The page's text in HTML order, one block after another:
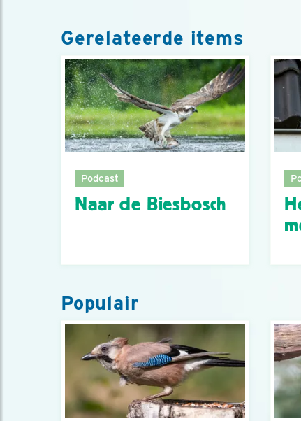
Gerelateerde items
Podcast
Naar de Biesbosch
Populair